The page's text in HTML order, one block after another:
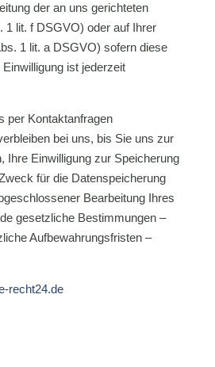
der an uns gerichteten
1 lit. f DSGVO) oder auf Ihrer
1 lit. a DSGVO) sofern diese
ist jederzeit
per Kontaktanfragen
bei uns, bis Sie uns zur
Ihre Einwilligung zur Speicherung
für die Datenspeicherung
Bearbeitung Ihres
gesetzliche Bestimmungen –
Aufbewahrungsfristen –
recht24.de